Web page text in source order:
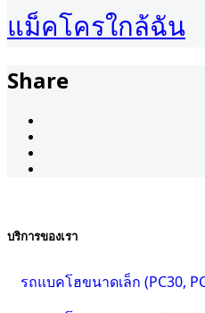
แม็คโครใกล้ฉัน
Share
บริการของเรา
รถแบคโฮขนาดเล็ก (PC30,